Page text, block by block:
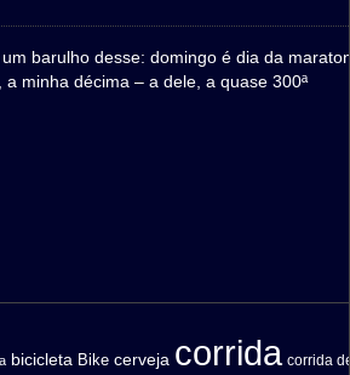
barulho desse: domingo é dia da
a minha décima – a dele, a quase 300ª
bicicleta Bike cerveja corrida corrida